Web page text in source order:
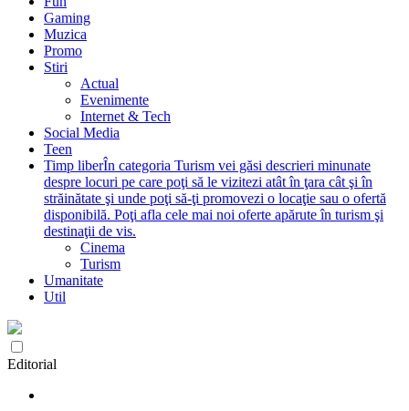
Gaming
Muzica
Promo
Stiri
Actual
Evenimente
Internet & Tech
Social Media
Teen
Timp liberÎn categoria Turism vei găsi descrieri minunate
despre locuri pe care poţi să le vizitezi atât în ţara cât şi în
străinătate şi unde poţi să-ţi promovezi o locaţie sau o ofertă
disponibilă. Poţi afla cele mai noi oferte apărute în turism şi
destinaţii de vis.
Cinema
Turism
Umanitate
Util
Editorial